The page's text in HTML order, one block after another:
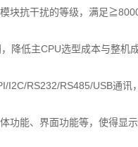
块抗干扰的等级，满足
降低主CPU选型成本与整机
I2C/RS232/RS485/USB通讯
功能、界面功能等，使得显